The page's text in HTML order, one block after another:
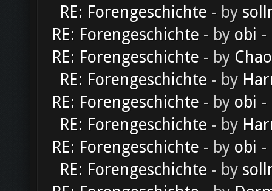
RE: Forengeschichte - by
RE: Forengeschichte - by obi -
RE: Forengeschichte - by
RE: Forengeschichte - by
RE: Forengeschichte - by obi -
RE: Forengeschichte - by
RE: Forengeschichte - by obi -
RE: Forengeschichte - by